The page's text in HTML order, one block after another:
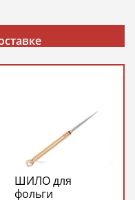
ШИЛО для
фольги